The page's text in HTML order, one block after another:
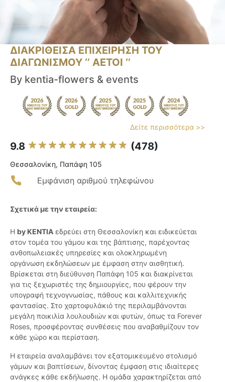
ΔΙΑΚΡΙΘΕΙΣΑ ΕΠΙΧΕΙΡΗΣΗ ΤΟΥ
ΔΙΑΓΩΝΙΣΜΟΥ ‘’ ΑΕΤΟΙ ‘’
By kentia-flowers & events
Δείτε περισσότερα >>
9.8 (478)
Θεσσαλονίκη, Παπάφη 105
Εμφάνιση αριθμού τηλεφώνου
Σχετικά με την εταιρεία:
Η by KENTIA εδρεύει στη Θεσσαλονίκη και ειδικεύεται
στον τομέα του γάμου και της βάπτισης, παρέχοντας
ανθοπωλειακές υπηρεσίες και ολοκληρωμένη
οργάνωση εκδηλώσεων με έμφαση στην αισθητική.
Βρίσκεται στη διεύθυνση Παπάφη 105 και διακρίνεται
για τις ξεχωριστές της δημιουργίες, που φέρουν την
υπογραφή τεχνογνωσίας, πάθους και καλλιτεχνικής
φαντασίας. Στο χαρτοφυλάκιό της περιλαμβάνονται
μεγάλη ποικιλία λουλουδιών και φυτών, όπως τα Forever
Roses, προσφέροντας συνθέσεις που αναβαθμίζουν τον
κάθε χώρο και περίσταση.
Η εταιρεία αναλαμβάνει τον εξατομικευμένο στολισμό
γάμων και βαπτίσεων, δίνοντας έμφαση στις ιδιαίτερες
ανάγκες κάθε εκδήλωσης. Η ομάδα χαρακτηρίζεται από